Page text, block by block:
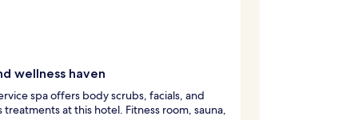
wellness haven
spa offers body scrubs, facials, and
treatments at this hotel. Fitness room, sauna,